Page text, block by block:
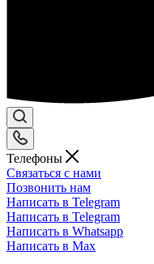
Телефоны
Связаться с нами
Позвонить нам
Написать в Telegram
Написать в Telegram
Написать в Whatsapp
Написать в Max